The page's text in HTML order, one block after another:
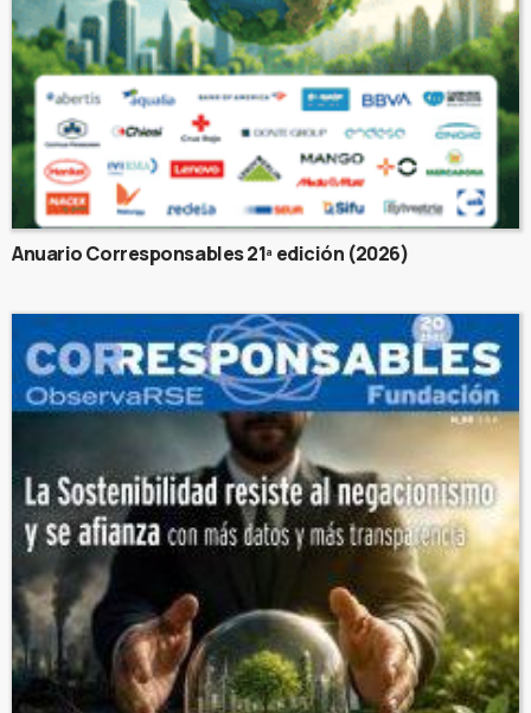
Anuario Corresponsables 21ª edición (2026)